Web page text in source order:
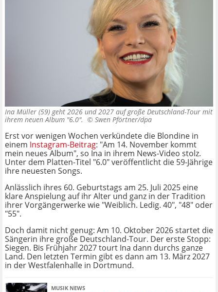
Ina Müller (59) geht 2026 und 2027 auf große Deutschland-Tour mit
ihrem neuen Album "6.0". © Swen Pförtner/dpa
Erst vor wenigen Wochen verkündete die Blondine in
einem Instagram-Beitrag: "Am 14. November kommt
mein neues Album", so Ina in ihrem News-Video stolz.
Unter dem Platten-Titel "6.0" veröffentlicht die 59-Jährige
ihre neuesten Songs.
Anlässlich ihres 60. Geburtstags am 25. Juli 2025 eine
klare Anspielung auf ihr Alter und ganz in der Tradition
ihrer Vorgängerwerke wie "Weiblich. Ledig. 40", "48" oder
"55".
Doch damit nicht genug: Am 10. Oktober 2026 startet die
Sängerin ihre große Deutschland-Tour. Der erste Stopp:
Siegen. Bis Frühjahr 2027 tourt Ina dann durchs ganze
Land. Den letzten Termin gibt es dann am 13. März 2027
in der Westfalenhalle in Dortmund.
MUSIK NEWS